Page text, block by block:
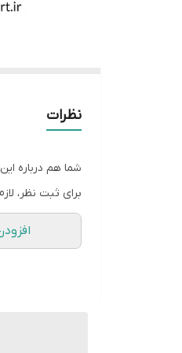
نظرات
شما هم درباره
برای ثبت نظر،